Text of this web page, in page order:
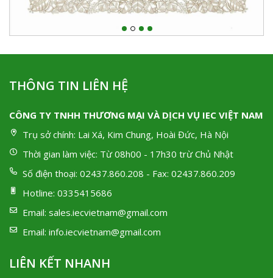
THÔNG TIN LIÊN HỆ
CÔNG TY TNHH THƯƠNG MẠI VÀ DỊCH VỤ IEC VIỆT NAM
Trụ sở chính: Lai Xá, Kim Chung, Hoài Đức, Hà Nội
Thời gian làm việc: Từ 08h00 - 17h30 trừ Chủ Nhật
Số điện thoại: 02437.860.208 - Fax: 02437.860.209
Hotline: 0335415686
Email: sales.iecvietnam@gmail.com
Email: info.iecvietnam@gmail.com
LIÊN KẾT NHANH